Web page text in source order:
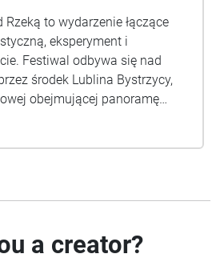
to wydarzenie łączące
eksperyment i
Festiwal odbywa się nad
środek Lublina Bystrzycy,
obejmującej panoramę
powietrzu, prezentowane
na tę okazję, wchodzą w
przestrzenią stanowiąc
a creator?